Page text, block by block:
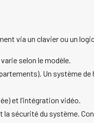
via un clavier ou un
selon le modèle.
Un système
et l’intégration vidéo.
sécurité du système.